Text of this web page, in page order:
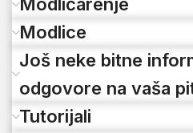
Modlice
Još neke bitne
odgovore na vaša
Tutorijali